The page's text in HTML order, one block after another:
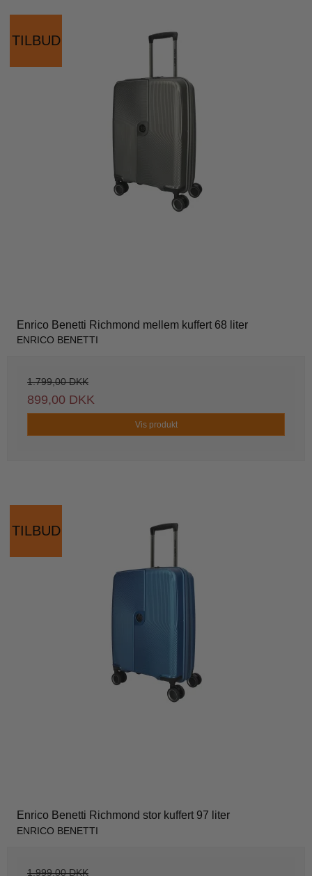
TILBUD
Enrico Benetti Richmond mellem kuffert 68 liter
ENRICO BENETTI
1.799,00 DKK
899,00 DKK
Vis produkt
TILBUD
Enrico Benetti Richmond stor kuffert 97 liter
ENRICO BENETTI
1.999,00 DKK